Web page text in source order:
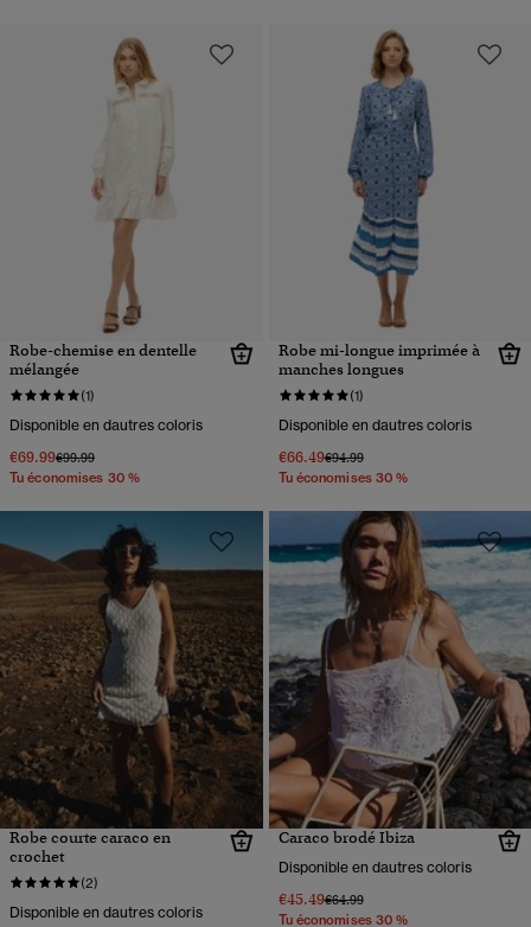
Robe-chemise en dentelle
mélangée
(1)
Disponible en dautres coloris
€69.99Prix réduit de
€99.99à
Tu économises 30 %
Robe mi-longue imprimée à
manches longues
(1)
Disponible en dautres coloris
€66.49Prix réduit de
€94.99à
Tu économises 30 %
Robe courte caraco en
crochet
(2)
Disponible en dautres coloris
Caraco brodé Ibiza
Disponible en dautres coloris
€45.49Prix réduit de
€64.99à
Tu économises 30 %